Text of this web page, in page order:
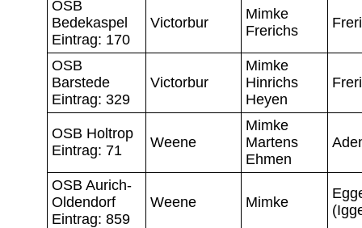
OSB
Bedekaspel
Eintrag: 170
Victorbur
Mimke
Frerichs
OSB
Barstede
Eintrag: 329
Victorbur
Mimke
Hinrichs
Heyen
OSB Holtrop
Eintrag: 71
Weene
Mimke
Martens
Ehmen
OSB Aurich-
Oldendorf
Eintrag: 859
Weene Mimke